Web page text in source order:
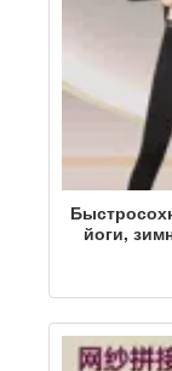
йоги,
осенне-
открытом